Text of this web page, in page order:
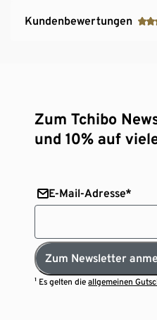
Kundenbewertungen
Zum Tchibo
und 10% auf
E-Mail-Adresse*
Zum Newsletter
¹ Es gelten dieallgemeinen